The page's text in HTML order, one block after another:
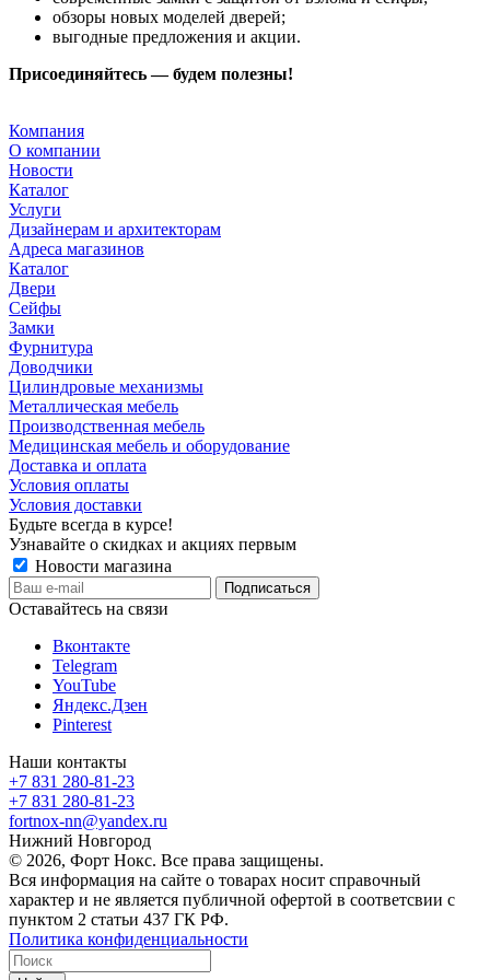
обзоры новых моделей дверей;
выгодные предложения и акции.
Присоединяйтесь — будем полезны!
Компания
О компании
Новости
Каталог
Услуги
Дизайнерам и архитекторам
Адреса магазинов
Каталог
Двери
Сейфы
Замки
Фурнитура
Доводчики
Цилиндровые механизмы
Металлическая мебель
Производственная мебель
Медицинская мебель и оборудование
Доставка и оплата
Условия оплаты
Условия доставки
Будьте всегда в курсе!
Узнавайте о скидках и акциях первым
Новости магазина
Оставайтесь на связи
Вконтакте
Telegram
YouTube
Яндекс.Дзен
Pinterest
Наши контакты
+7 831 280-81-23
+7 831 280-81-23
fortnox-nn@yandex.ru
Нижний Новгород
© 2026, Форт Нокс. Все права защищены.
Вся информация на сайте о товарах носит справочный
характер и не является публичной офертой в соответсвии с
пунктом 2 статьи 437 ГК РФ.
Политика конфиденциальности